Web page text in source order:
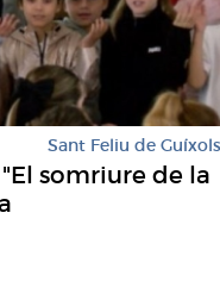
Sant Feliu de Guíxols
somriure de la